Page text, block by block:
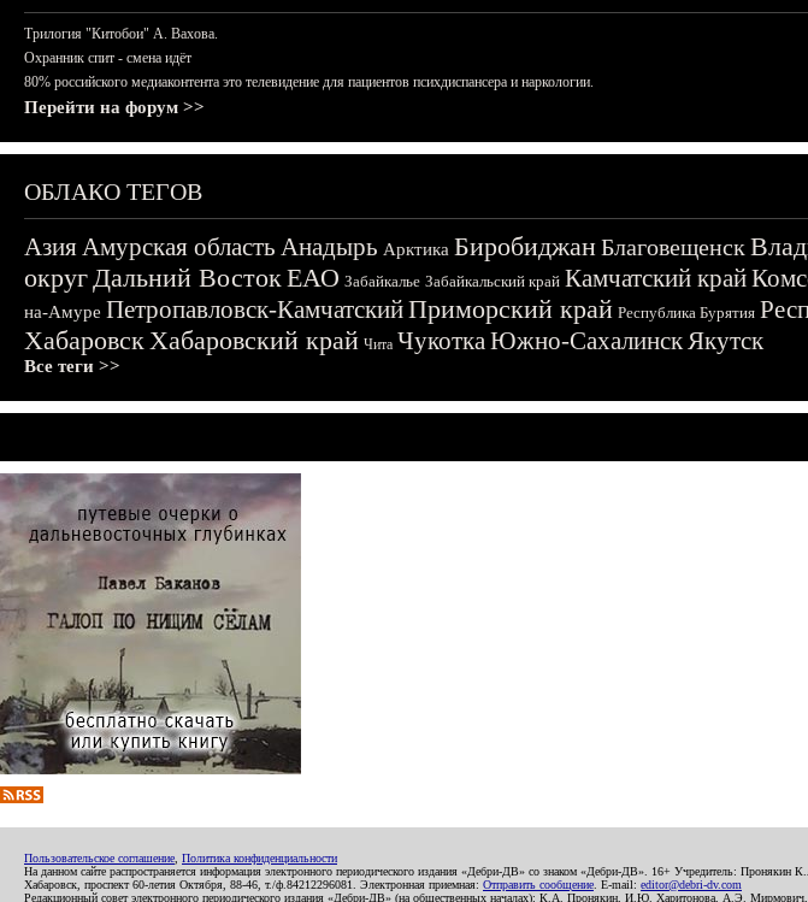
Трилогия "Китобои" А. Вахова.
Охранник спит - смена идёт
80% российского медиаконтента это телевидение для пациентов психдиспансера и наркологии.
Перейти на форум >>
ОБЛАКО ТЕГОВ
АзияАмурская область Анадырь Арктика БиробиджанБлаговещенск
округДальний ВостокЕАО Забайкалье Забайкальский край Камчатский край
на-Амуре Петропавловск-КамчатскийПриморский край Республика Бурятия
ХабаровскХабаровский край Чита ЧукоткаЮжно-СахалинскЯкутск
Все теги >>
Пользовательское соглашение Политика конфиденциальности
На данном сайте распространяется информация электронного периодического издания «Дебри-ДВ» со знаком «Дебри-ДВ». 16+ Учредитель:
Хабаровск, проспект 60-летия Октября, 88-46, т./ф.84212296081. Электронная приемная: Отправить сообщение . E-mail: editor@debri-dv.com
Редакционный совет электронного периодического издания «Дебри-ДВ» (на общественных началах): К.А. Пронякин, И.Ю. Харитонова, А.Э.